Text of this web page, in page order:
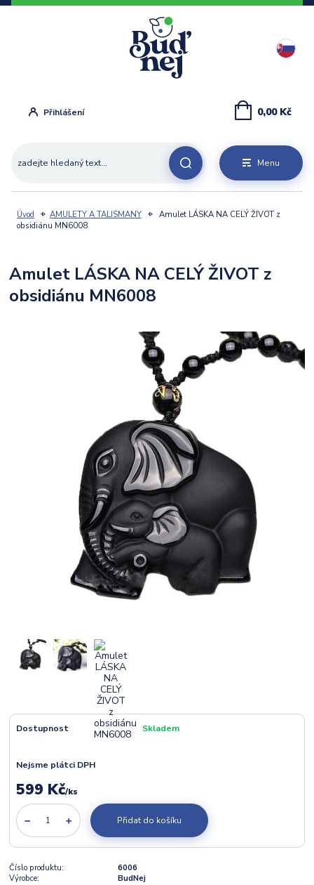
Menu
Přihlášení 0,00 Kč
Úvod AMULETY A TALISMANY
Amulet LÁSKA NA CELÝ ŽIVOT z
obsidiánu MN6008
Amulet LÁSKA NA CELÝ ŽIVOT z
obsidiánu MN6008
Dostupnost Skladem
Nejsme plátci DPH
599 Kč/ks
Přidat do košíku
Číslo produktu:
6006
Výrobce:
BudNej